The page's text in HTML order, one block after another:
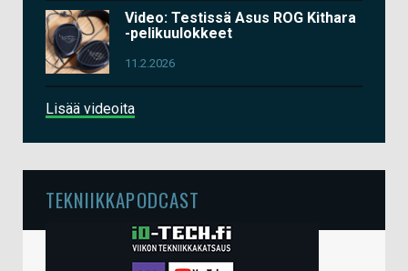
Video: Testissä Asus ROG Kithara
-pelikuulokkeet
11.2.2026
Lisää videoita
TEKNIIKKAPODCAST